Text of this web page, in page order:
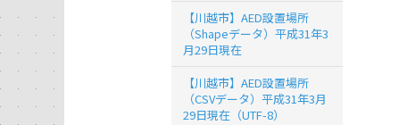
【川越市】AED設置場所
（Shapeデータ）平成31年3
月29日現在
【川越市】AED設置場所
（CSVデータ）平成31年3月
29日現在（UTF-8）